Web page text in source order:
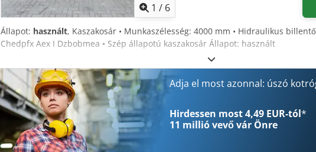
1 / 6
Állapot: használt, Kaszakosár • Munkaszélesség: 4000 mm • Hidraulikus
Chedpfx Aex I Dzbobmea • Szép állapotú kaszakosár Állapot: használt
Adja el most azonnal: úszó
Hirdessen most 4,49 EUR-tól*
11 millió vevővár Önre